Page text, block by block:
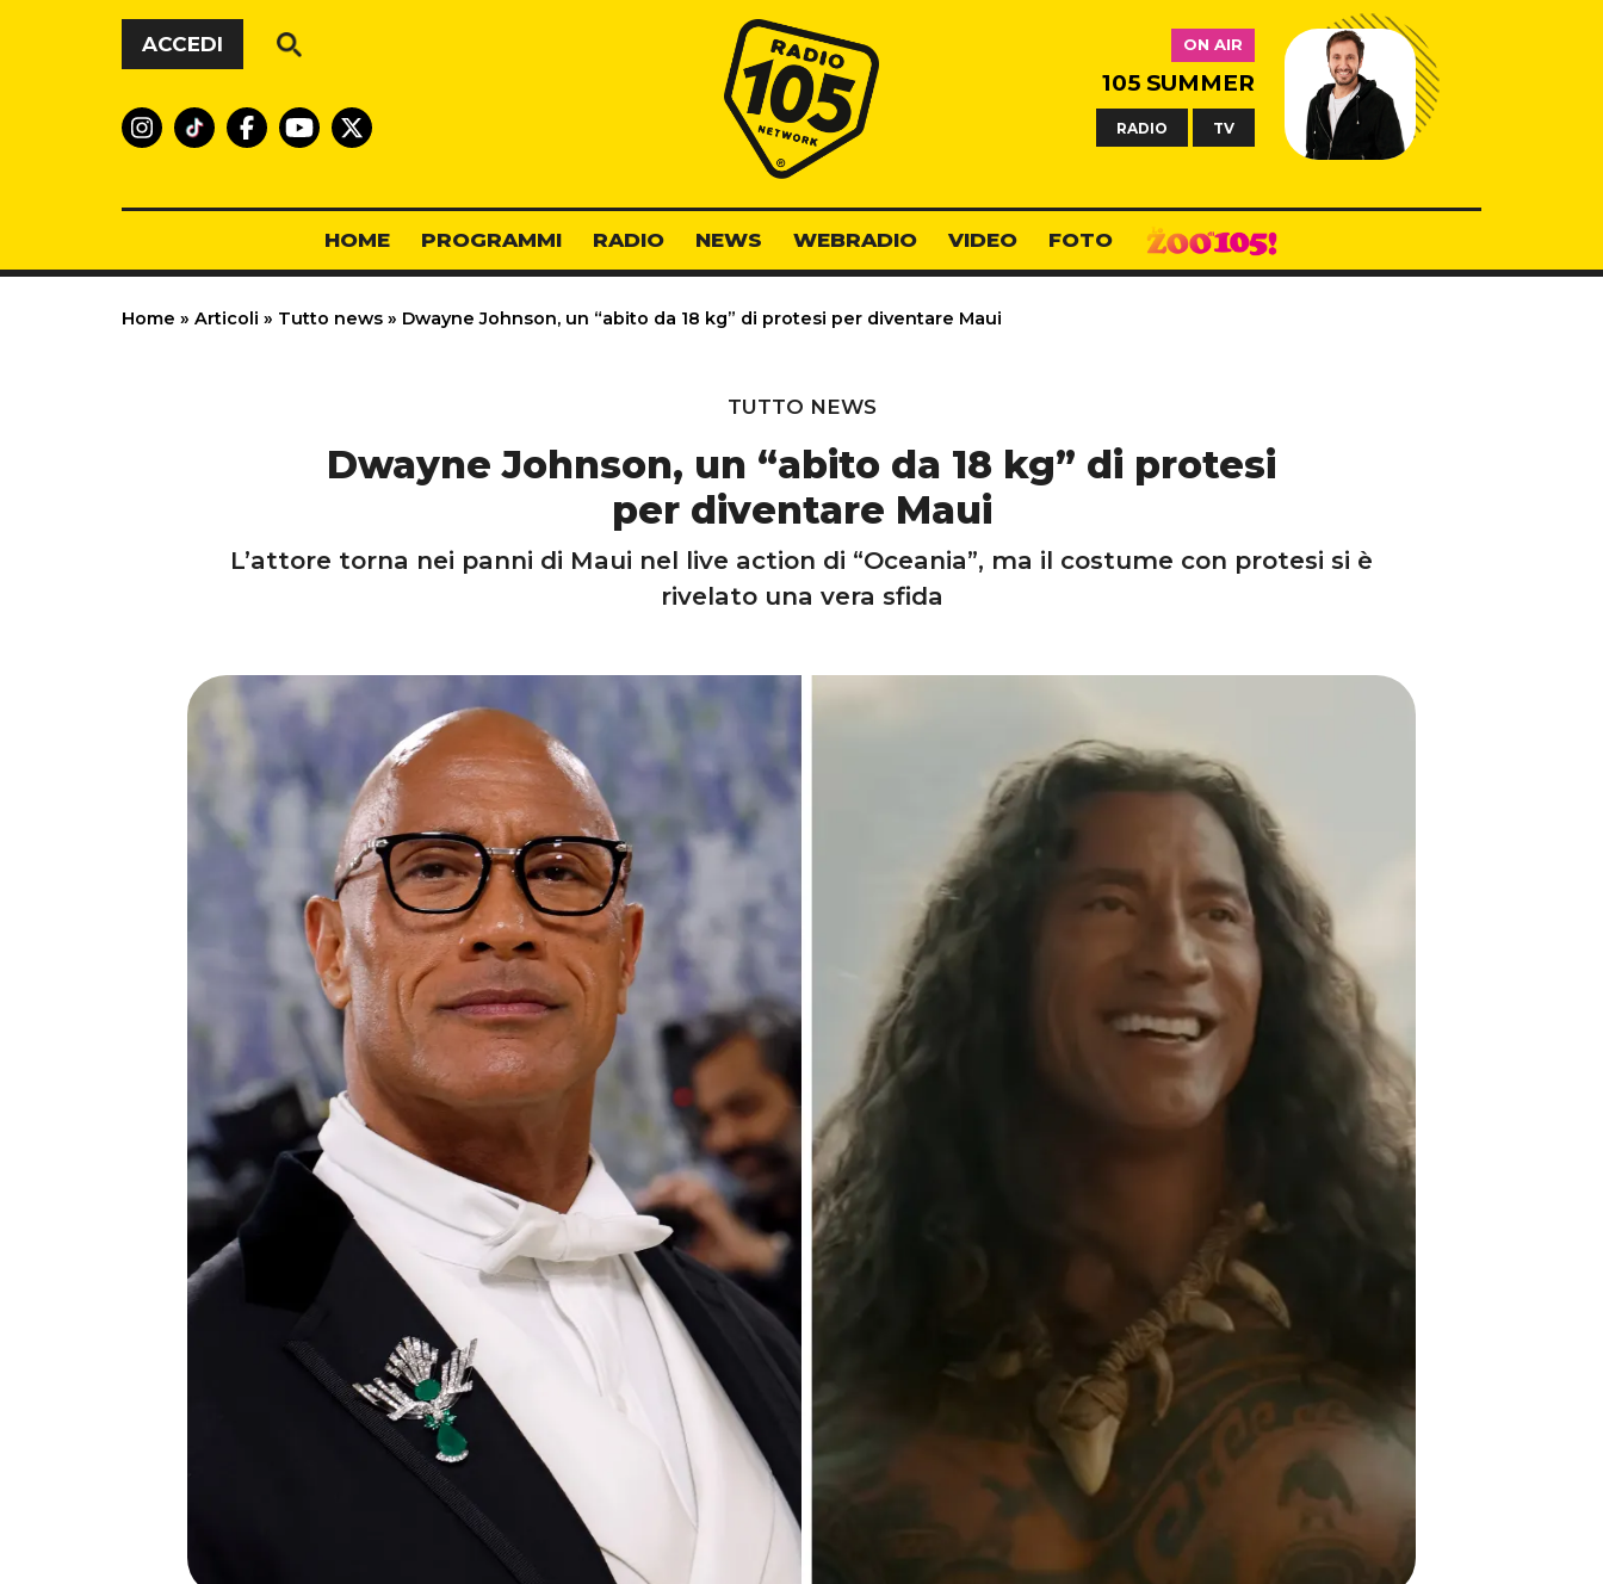
Vai al contenuto
ACCEDI
Radio 105
ON AIR
105 SUMMER
RADIO TV
HOME PROGRAMMI RADIO NEWS WEBRADIO VIDEO FOTO
Home » Articoli » Tutto news » Dwayne Johnson, un “abito da 18 kg” di protesi per diventare Maui
TUTTO NEWS
Dwayne Johnson, un “abito da 18 kg” di protesi
per diventare Maui
L’attore torna nei panni di Maui nel live action di “Oceania”, ma il costume con protesi si è
rivelato una vera sfida